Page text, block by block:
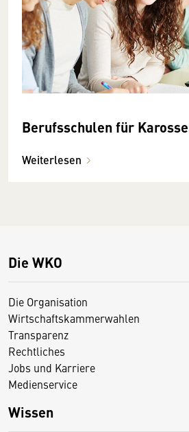
Berufsschulen für
Weiterlesen
Die WKO
Die Organisation
Wirtschaftskammerwahlen
Transparenz
Rechtliches
Jobs und Karriere
Medienservice
Wissen